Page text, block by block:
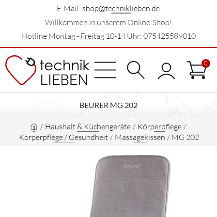
E-Mail: shop@techniklieben.de
Willkommen in unserem Online-Shop!
Hotline Montag - Freitag 10-14 Uhr: 075425589010
0
BEURER MG 202
/ Haushalt & Küchengeräte / Körperpflege /
Körperpflege / Gesundheit / Massagekissen / MG 202